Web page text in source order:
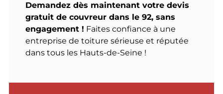
Demandez dès maintenant votre devis
gratuit de couvreur dans le 92, sans
engagement ! Faites confiance à une
entreprise de toiture sérieuse et réputée
dans tous les Hauts-de-Seine !